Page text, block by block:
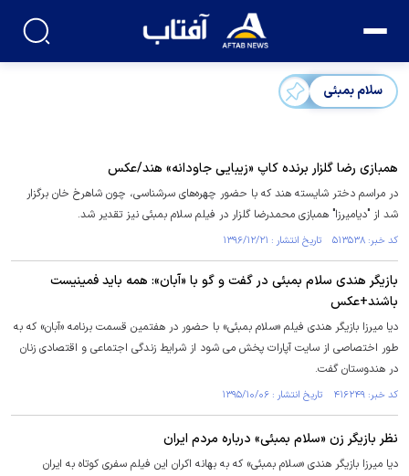
سلام بمبئی
همبازی رضا گلزار برنده کاپ «زیبایی جاودانه» هند/عکس
در مراسم دختر شایسته هند که با حضور چهره‌های سرشناسی، چون شاهرخ خان برگزار
شد از "دیامیرزا" همبازی محمدرضا گلزار در فیلم سلام بمبئی نیز تقدیر شد.
کد خبر: ۵۱۳۵۳۸ تاریخ انتشار : ۱۳۹۶/۱۲/۲۱
بازیگر هندی سلام بمبئی در گفت و گو با «آبان»: همه باید فمینیست
باشند+عکس
دیا میرزا بازیگر هندی فیلم «سلام بمبئی» با حضور در هفتمين قسمت برنامه «آبان» که به
طور اختصاصی از سایت آپارات پخش می شود از شرایط زندگی اجتماعی و اقتصادی زنان
در هندوستان گفت.
کد خبر: ۴۱۶۲۴۹ تاریخ انتشار : ۱۳۹۵/۱۰/۰۶
نظر بازیگر زن «سلام بمبئی»‌ درباره مردم ایران
دیا میرزا بازیگر هندی «سلام بمبئی» که به بهانه اکران این فیلم سفری کوتاه به ایران